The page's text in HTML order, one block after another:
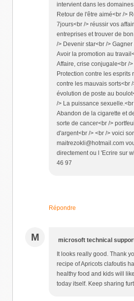
intervient dans les
Retour de l'être aimé<br />
7jours<br /> réussir vos
entreprises et trouver de
/> Devenir star<br />
Avoir la promotion au
Affaire, crise conjugale<br /
Protection contre les esprits
contre les mauvais sorts<br
évolution de poste au
/> La puissance
Abandon de la cigarette et
sorte de cancer<br />
d'argent<br /> <br /> voici
maitrezokli@hotmail.com
directement ou l 'Ecrire sur
46 97
Répondre
M microsoft technical
It looks really good. Thank
recipe of Apricots clafoutis
healthy food and kids will
today itself. Keep sharing